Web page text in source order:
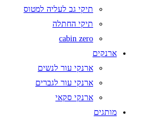
תיקי גב לעליה למטוס
תיקי החתלה
cabin zero
ארנקים
ארנקי עור לנשים
ארנקי עור לגברים
ארנקי סקאי
מותגים